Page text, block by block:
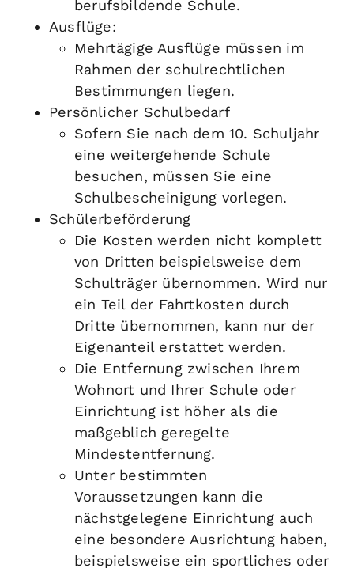
berufsbildende Schule.
Ausflüge:
Mehrtägige Ausflüge müssen im
Rahmen der schulrechtlichen
Bestimmungen liegen.
Persönlicher Schulbedarf
Sofern Sie nach dem 10. Schuljahr
eine weitergehende Schule
besuchen, müssen Sie eine
Schulbescheinigung vorlegen.
Schülerbeförderung
Die Kosten werden nicht komplett
von Dritten beispielsweise dem
Schulträger übernommen. Wird nur
ein Teil der Fahrtkosten durch
Dritte übernommen, kann nur der
Eigenanteil erstattet werden.
Die Entfernung zwischen Ihrem
Wohnort und Ihrer Schule oder
Einrichtung ist höher als die
maßgeblich geregelte
Mindestentfernung.
Unter bestimmten
Voraussetzungen kann die
nächstgelegene Einrichtung auch
eine besondere Ausrichtung haben,
beispielsweise ein sportliches oder